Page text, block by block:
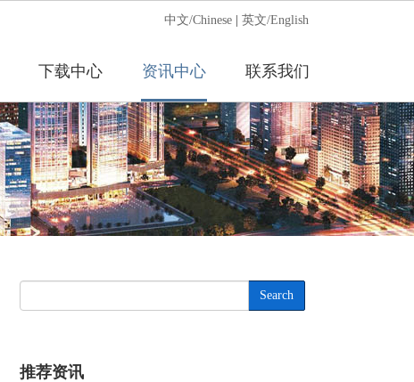
中文/Chinese 英文/English
下载中心 资讯中心 联系我们
Search
推荐资讯